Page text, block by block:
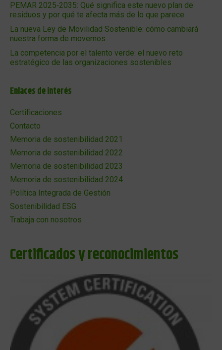
PEMAR 2025‑2035: Qué significa este nuevo plan de
residuos y por qué te afecta más de lo que parece
La nueva Ley de Movilidad Sostenible: cómo cambiará
nuestra forma de movernos
La competencia por el talento verde: el nuevo reto
estratégico de las organizaciones sostenibles
Enlaces de interés
Certificaciones
Contacto
Memoria de sostenibilidad 2021
Memoria de sostenibilidad 2022
Memoria de sostenibilidad 2023
Memoria de sostenibilidad 2024
Política Integrada de Gestión
Sostenibilidad ESG
Trabaja con nosotros
Certificados y reconocimientos